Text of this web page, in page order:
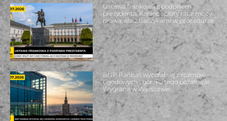
Ustawa frankowa z podpisem
prezydenta. Koniec spłaty rat z mocy
prawa, ale z haczykami w procedurze
BNP Paribas wycofał się z rozmów
ugodowych i gorzko tego pożałował.
Wygrana w Warszawie.